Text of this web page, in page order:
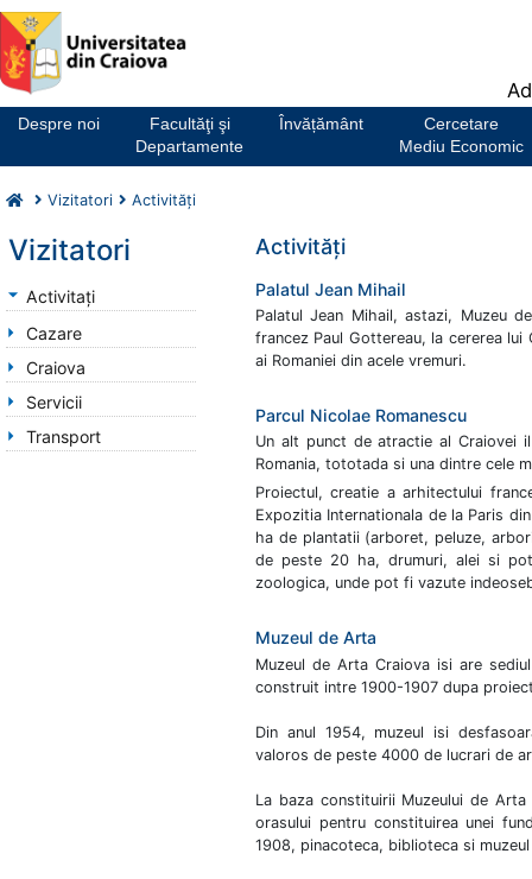
Notă:
Acest
website
un
sistem
accesibilitate.
Despre noi
Facultăţi şi
Departamente
Învățământ
Cercetare
Mediu Economic
Vizitatori Activităţi
Vizitatori
Activitați
Cazare
Craiova
Servicii
Transport
Activităţi
Palatul Jean Mihail
Palatul Jean Mihail, astazi, Muzeu
francez Paul Gottereau, la cererea
ai Romaniei din acele vremuri.
Parcul Nicolae Romanescu
Un alt punct de atractie al Craiovei
Romania, tototada si una dintre cele
Proiectul, creatie a arhitectului
Expozitia Internationala de la Paris
ha de plantatii (arboret, peluze,
de peste 20 ha, drumuri, alei si
zoologica, unde pot fi vazute
Muzeul de Arta
Muzeul de Arta Craiova isi are
construit intre 1900-1907 dupa
Din anul 1954, muzeul isi
valoros de peste 4000 de lucrari de
La baza constituirii Muzeului de
orasului pentru constituirea unei
1908, pinacoteca, biblioteca si